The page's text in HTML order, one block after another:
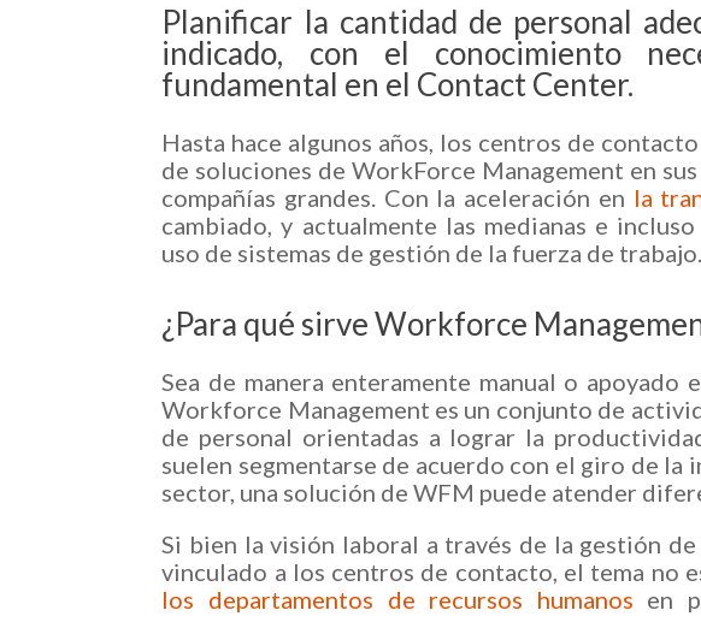
Planificar la cantidad de personal
indicado, con el conocimiento
fundamental en el Contact Center.
Hasta hace algunos años, los centros de
de soluciones de WorkForce Management en
compañías grandes. Con la aceleración en la
cambiado, y actualmente las medianas e
uso de sistemas de gestión de la fuerza de trabajo.
¿Para qué sirve Workforce
Sea de manera enteramente manual o
Workforce Management es un conjunto de
de personal orientadas a lograr la
suelen segmentarse de acuerdo con el giro de
sector, una solución de WFM puede atender
Si bien la visión laboral a través de la gestión
vinculado a los centros de contacto, el tema no
los departamentos de recursos humanos en